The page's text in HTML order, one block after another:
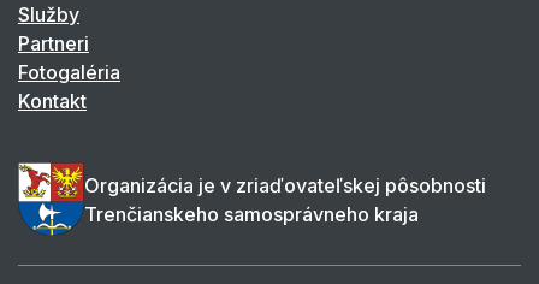
Služby
Partneri
Fotogaléria
Kontakt
Organizácia je v zriaďovateľskej pôsobnosti
Trenčianskeho samosprávneho kraja